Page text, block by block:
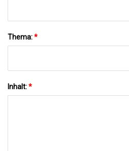
Thema:*
Inhalt:*